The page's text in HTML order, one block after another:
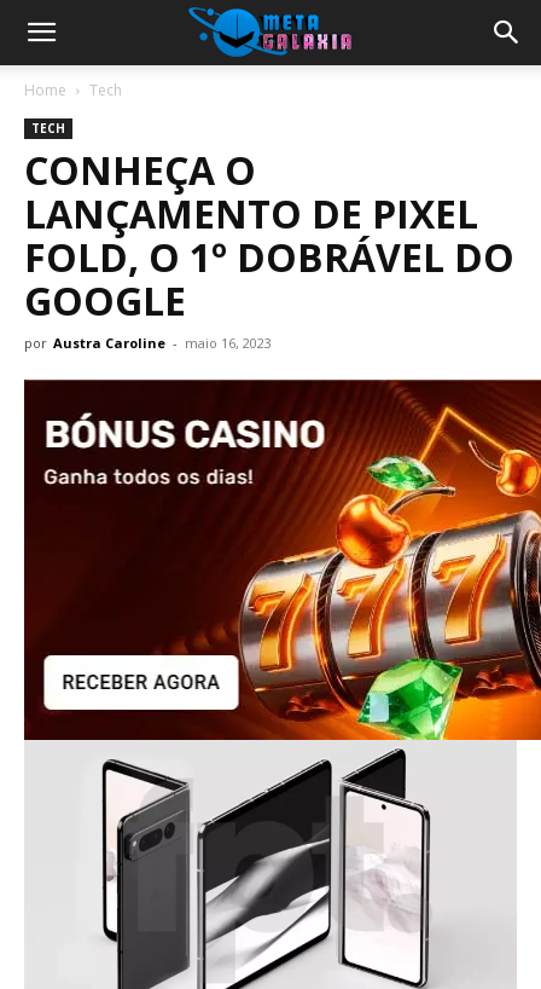
Home Tech
TECH
CONHEÇA O
LANÇAMENTO DE PIXEL
FOLD, O 1º DOBRÁVEL DO
GOOGLE
por Austra Caroline - maio 16, 2023